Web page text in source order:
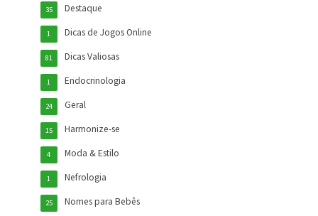
Destaque
35
Dicas de Jogos Online
1
Dicas Valiosas
81
Endocrinologia
1
Geral
24
Harmonize-se
15
Moda & Estilo
4
Nefrologia
1
Nomes para Bebês
25